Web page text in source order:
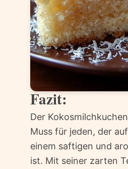
Fazit:
Der
Muss für jeden, der
einem saftigen und
ist. Mit seiner zarten